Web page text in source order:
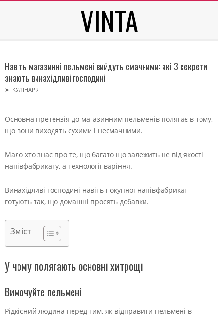
VINTA
Menu
Навіть магазинні пельмені вийдуть смачними: які 3 секрети
знають винахідливі господині
➤ КУЛІНАРІЯ
Основна претензія до магазинним пельменів полягає в тому,
що вони виходять сухими і несмачними.
Мало хто знає про те, що багато що залежить не від якості
напівфабрикату, а технології варіння.
Винахідливі господині навіть покупної напівфабрикат
готують так, що домашні просять добавки.
Зміст
У чому полягають основні хитрощі
Вимочуйте пельмені
Рідкісний людина перед тим, як відправити пельмені в